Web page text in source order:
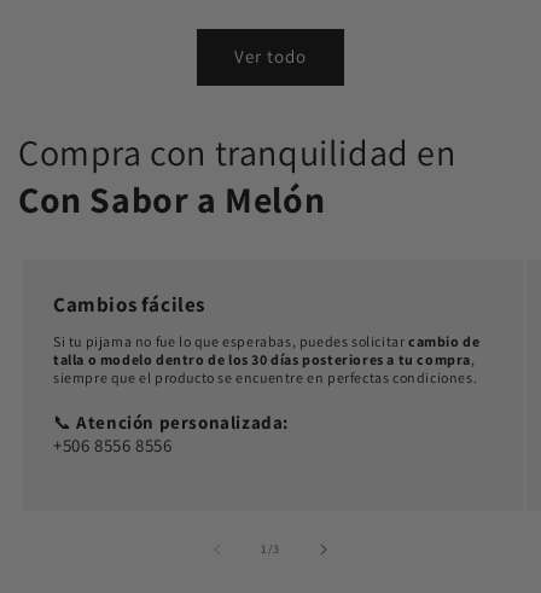
Ver todo
Compra con tranquilidad en
Con Sabor a Melón
Cambios fáciles
Si tu pijama no fue lo que esperabas, puedes solicitar cambio de
talla o modelo dentro de los 30 días posteriores a tu compra
siempre que el producto se encuentre en perfectas condiciones.
📞Atención personalizada:
+506 8556 8556
1 /de
3